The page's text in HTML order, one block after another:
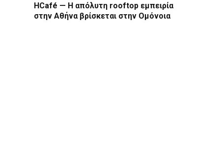
HCafé — Η απόλυτη rooftop εμπειρία
στην Αθήνα βρίσκεται στην Ομόνοια